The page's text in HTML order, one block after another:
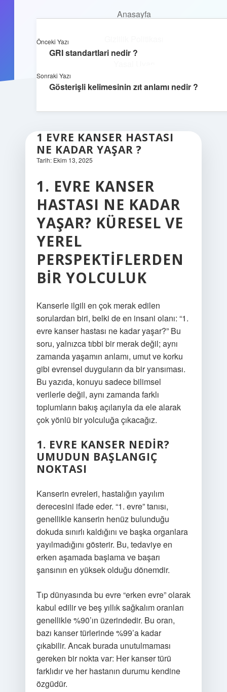
Anasayfa
Hakkımızda
aç
İnternetin sırlarını eğlenceli keşfet!
1 EVRE KANSER HASTASI
NE KADAR YAŞAR ?
Tarih: Ekim 13, 2025
1. EVRE KANSER
HASTASI NE KADAR
YAŞAR? KÜRESEL VE
YEREL
PERSPEKTIFLERDEN
BIR YOLCULUK
Kanserle ilgili en çok merak edilen
sorulardan biri, belki de en insani olanı: “1.
evre kanser hastası ne kadar yaşar?” Bu
soru, yalnızca tıbbi bir merak değil; aynı
zamanda yaşamın anlamı, umut ve korku
gibi evrensel duyguların da bir yansıması.
Bu yazıda, konuyu sadece bilimsel
verilerle değil, aynı zamanda farklı
toplumların bakış açılarıyla da ele alarak
çok yönlü bir yolculuğa çıkacağız.
1. EVRE KANSER NEDIR?
UMUDUN BAŞLANGIÇ
NOKTASI
Kanserin evreleri, hastalığın yayılım
derecesini ifade eder. “1. evre” tanısı,
genellikle kanserin henüz bulunduğu
dokuda sınırlı kaldığını ve başka organlara
yayılmadığını gösterir. Bu, tedaviye en
erken aşamada başlama ve başarı
şansının en yüksek olduğu dönemdir.
Tıp dünyasında bu evre “erken evre” olarak
kabul edilir ve beş yıllık sağkalım oranları
genellikle %90’ın üzerindedir. Bu oran,
bazı kanser türlerinde %99’a kadar
çıkabilir. Ancak burada unutulmaması
gereken bir nokta var: Her kanser türü
farklıdır ve her hastanın durumu kendine
özgüdür.
Önceki Yazı
GRI standartlari nedir ?
Sonraki Yazı
Gösterişli kelimesinin zıt anlamı nedir ?
Anasayfa
Yasal Uyarı